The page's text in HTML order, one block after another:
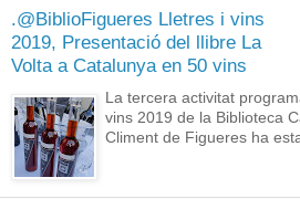
.@BiblioFigueres Lletres i vins
2019, Presentació del llibre La
Volta a Catalunya en 50 vins
La tercera activitat
vins 2019 de la Biblioteca
Climent de Figueres ha